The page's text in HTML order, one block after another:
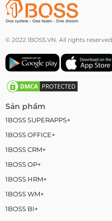
© 2022 1BOSS.VN. All rights reserved
Sản phẩm
1BOSS SUPERAPPS+
1BOSS OFFICE+
1BOSS CRM+
1BOSS OP+
1BOSS HRM+
1BOSS WM+
1BOSS BI+